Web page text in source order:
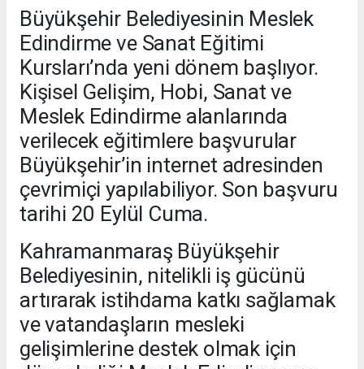
Büyükşehir Belediyesinin Meslek
Edindirme ve Sanat Eğitimi
Kursları’nda yeni dönem başlıyor.
Kişisel Gelişim, Hobi, Sanat ve
Meslek Edindirme alanlarında
verilecek eğitimlere başvurular
Büyükşehir’in internet adresinden
çevrimiçi yapılabiliyor. Son başvuru
tarihi 20 Eylül Cuma.
Kahramanmaraş Büyükşehir
Belediyesinin, nitelikli iş gücünü
artırarak istihdama katkı sağlamak
ve vatandaşların mesleki
gelişimlerine destek olmak için